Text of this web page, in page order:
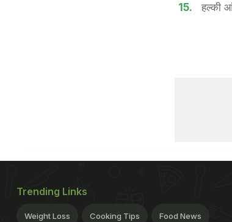
15. हल्की
Trending Links
Weight Loss Cooking Tips Food News